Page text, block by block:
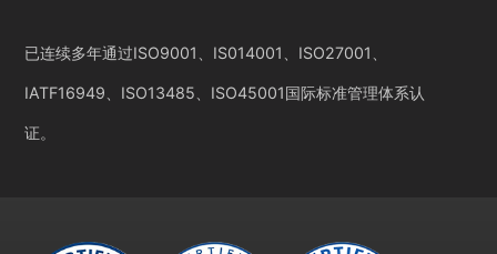
已连续多年通过ISO9001、IS014001、ISO27001、
IATF16949、ISO13485、ISO45001国际标准管理体系认
证。